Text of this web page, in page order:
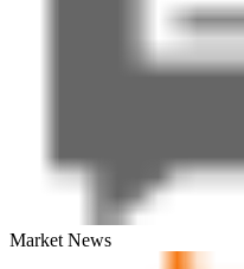
Market News